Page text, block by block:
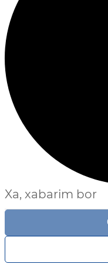
Xa, xabarim bor